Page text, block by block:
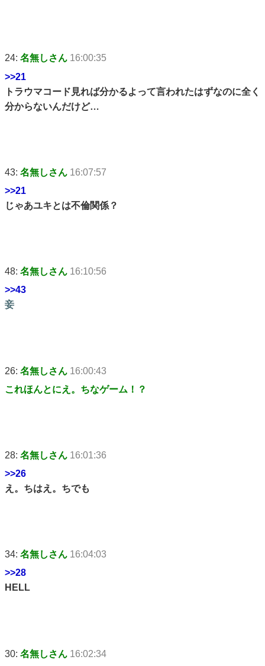
24: 名無しさん 16:00:35
>>21
トラウマコード見れば分かるよって言われたはずなのに全く
分からないんだけど…
43: 名無しさん 16:07:57
>>21
じゃあユキとは不倫関係？
48: 名無しさん 16:10:56
>>43
妾
26: 名無しさん 16:00:43
これほんとにえ。ちなゲーム！？
28: 名無しさん 16:01:36
>>26
え。ちはえ。ちでも
34: 名無しさん 16:04:03
>>28
HELL
30: 名無しさん 16:02:34